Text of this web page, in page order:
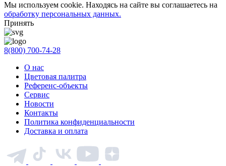
Мы используем cookie. Находясь на сайте вы соглашаетесь на
обработку персональных данных.
Принять
8(800) 700-74-28
О нас
Цветовая палитра
Референс-объекты
Сервис
Новости
Контакты
Политика конфиденциальности
Доставка и оплата